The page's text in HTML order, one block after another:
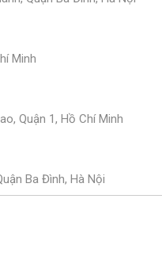
Minh
Quận 1, Hồ Chí Minh
Ba Đình, Hà Nội